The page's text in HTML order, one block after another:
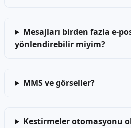
Mesajları birden fazla e-
yönlendirebilir miyim?
MMS ve görseller?
Kestirmeler otomasyonu